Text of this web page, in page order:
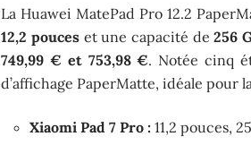
La Huawei MatePad Pro 12.2
12,2 pouceset une capacité de256
749,99 € et 753,98 €. Notée cinq
d’affichage PaperMatte, idéale pour
Xiaomi Pad 7 Pro : 11,2 pouces,